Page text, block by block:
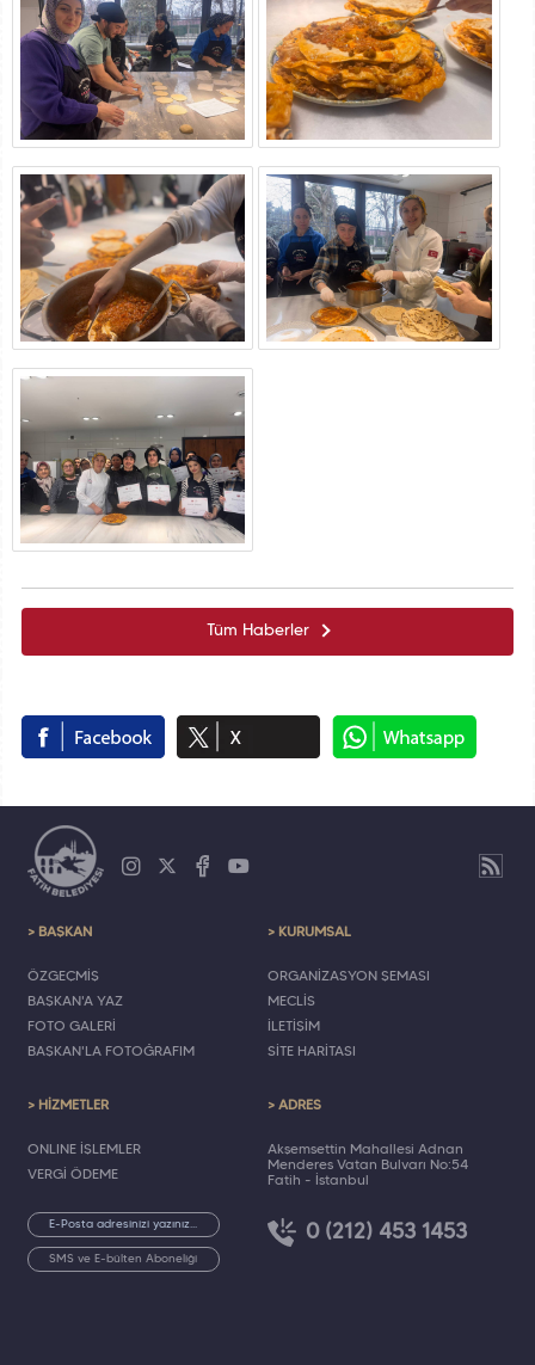
Tüm Haberler
> BAŞKAN
ÖZGEÇMİŞ
BAŞKAN'A YAZ
FOTO GALERİ
BAŞKAN'LA FOTOĞRAFIM
> KURUMSAL
ORGANİZASYON ŞEMASI
MECLİS
İLETİŞİM
SİTE HARİTASI
> HİZMETLER
ONLINE İŞLEMLER
VERGİ ÖDEME
SMS ve E-bülten Aboneliği
> ADRES
Akşemsettin Mahallesi Adnan
Menderes Vatan Bulvarı No:54
Fatih - İstanbul
0 (212) 453 1453